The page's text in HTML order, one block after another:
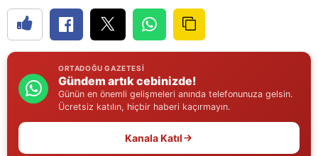
Elazığ
Erzurum
Eskişehir
Gaziantep
ORTADOĞU GAZETESI
Gündem artık cebinizde!
Günün en önemli gelişmeleri anında telefonunuza gelsin.
Ücretsiz katılın, hiçbir haberi kaçırmayın.
Kanala Katıl